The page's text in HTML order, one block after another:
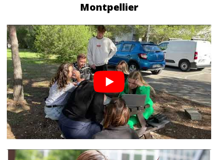
Montpellier